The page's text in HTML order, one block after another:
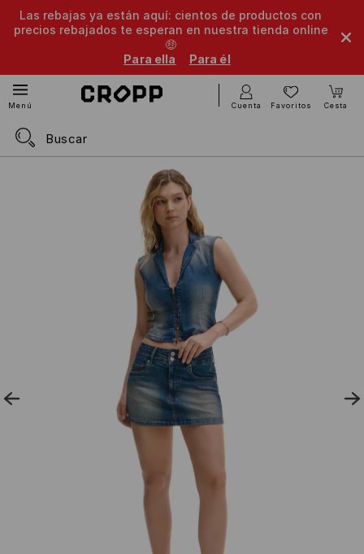
Las rebajas ya están aquí: cientos de productos con
precios rebajados te esperan en nuestra tienda online
🤑
Para ella
Para él
Menú Cuenta Favoritos Cesta